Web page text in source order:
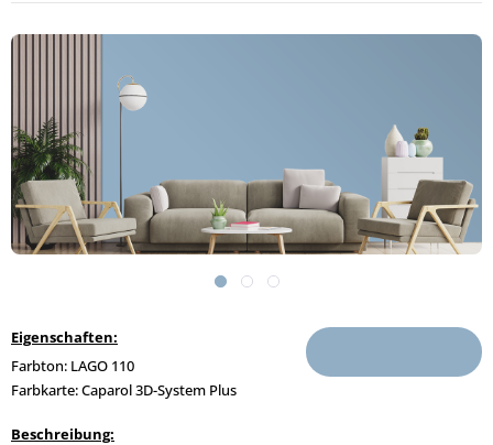
Eigenschaften:
Farbton: LAGO 110
Farbkarte: Caparol 3D-System Plus
Beschreibung: